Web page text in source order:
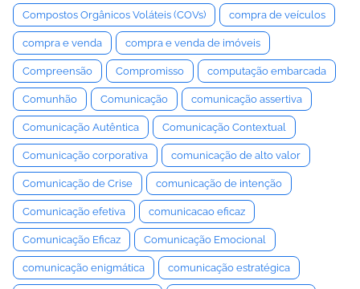
Compostos Orgânicos Voláteis (COVs) compra de veículos
compra e venda compra e venda de imóveis
Compreensão Compromisso computação embarcada
Comunhão Comunicação comunicação assertiva
Comunicação Autêntica Comunicação Contextual
Comunicação corporativa comunicação de alto valor
Comunicação de Crise comunicação de intenção
Comunicação efetiva comunicacao eficaz
Comunicação Eficaz Comunicação Emocional
comunicação enigmática comunicação estratégica